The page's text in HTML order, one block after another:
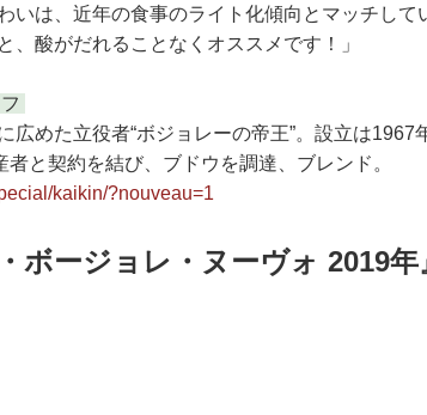
いは、近年の食事のライト化傾向とマッチして
、酸がだれることなくオススメです！」
広めた立役者“ボジョレーの帝王”。設立は1967
と契約を結び、ブドウを調達、ブレンド。
kaikin/?nouveau=1
ボージョレ・ヌーヴォ 2019年